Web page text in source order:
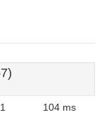
104 ms